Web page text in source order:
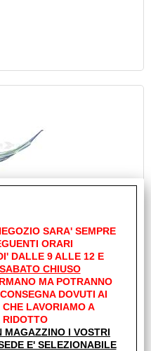
SARA' SEMPRE
ORARI
DALLE 9 ALLE 12 E
SABATO CHIUSO
MA POTRANNO
DOVUTI AI
LAVORIAMO A
RIDOTTO
MAGAZZINO I VOSTRI
E' SELEZIONABILE